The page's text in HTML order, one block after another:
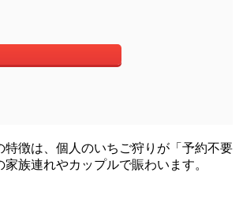
徴は、個人のいちご狩りが「予約不要
族連れやカップルで賑わいます。